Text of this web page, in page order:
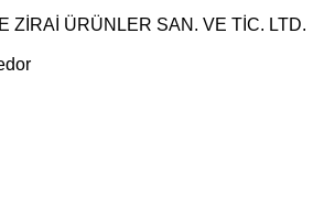
ZİRAİ ÜRÜNLER SAN. VE TİC. LTD.